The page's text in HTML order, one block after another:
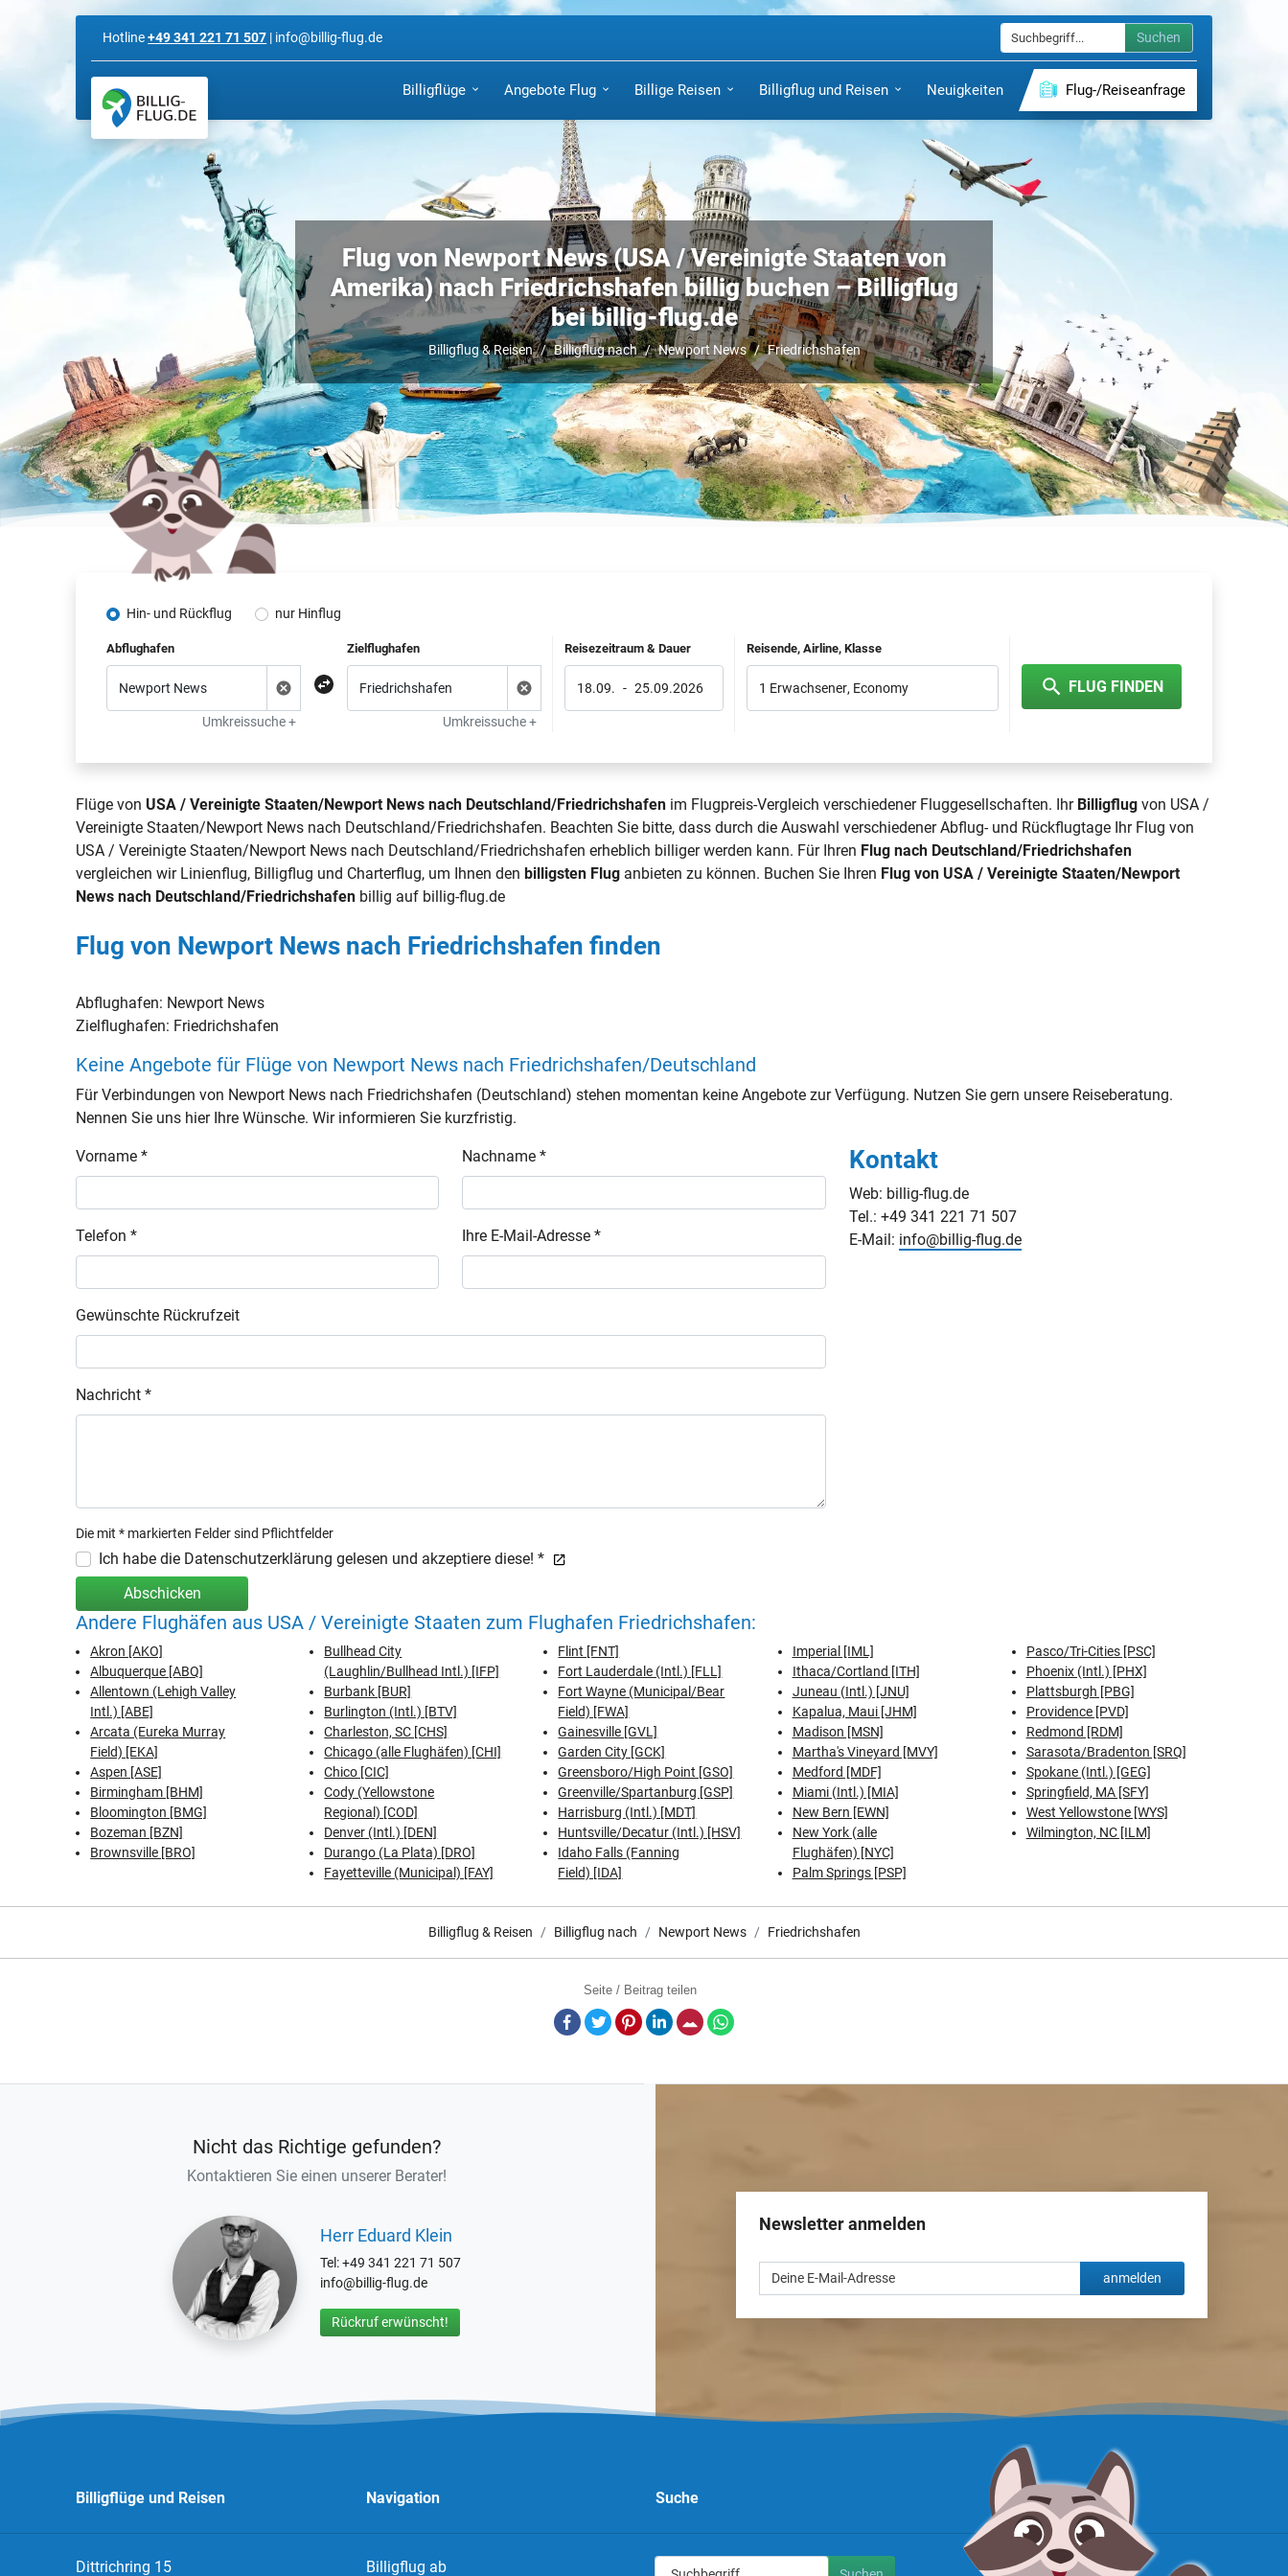
Hotline+49 341 221 71 507 | info@billig-flug.de Suchen
Billigflüge Angebote Flug Billige Reisen Billigflug und Reisen Neuigkeiten Flug-/Reiseanfrage
Flug von Newport News (USA / Vereinigte Staaten von
Amerika) nach Friedrichshafen billig buchen – Billigflug
bei billig-flug.de
Billigflug & Reisen Billigflug nach Newport News Friedrichshafen
Hin- und Rückflug nur Hinflug
Abflughafen
Umkreissuche +
Zielflughafen
Umkreissuche +
Reisezeitraum & Dauer
18.09. - 25.09.2026
Reisende, Airline, Klasse
1 Erwachsener, Economy FLUG FINDEN
Flüge von USA / Vereinigte Staaten/Newport News nach Deutschland/Friedrichshafen im Flugpreis-Vergleich verschiedener Fluggesellschaften. Ihr Billigflug von USA /
Vereinigte Staaten/Newport News nach Deutschland/Friedrichshafen. Beachten Sie bitte, dass durch die Auswahl verschiedener Abflug- und Rückflugtage Ihr Flug von
USA / Vereinigte Staaten/Newport News nach Deutschland/Friedrichshafen erheblich billiger werden kann. Für Ihren Flug nach Deutschland/Friedrichshafen
vergleichen wir Linienflug, Billigflug und Charterflug, um Ihnen denbilligsten Flug anbieten zu können. Buchen Sie Ihren Flug von USA / Vereinigte Staaten/Newport
News nach Deutschland/Friedrichshafen billig auf billig-flug.de
Flug von Newport News nach Friedrichshafen finden
Abflughafen: Newport News
Zielflughafen: Friedrichshafen
Keine Angebote für Flüge von Newport News nach Friedrichshafen/Deutschland
Für Verbindungen von Newport News nach Friedrichshafen (Deutschland) stehen momentan keine Angebote zur Verfügung. Nutzen Sie gern unsere Reiseberatung.
Nennen Sie uns hier Ihre Wünsche. Wir informieren Sie kurzfristig.
Vorname * Nachname *
Telefon * Ihre E-Mail-Adresse *
Gewünschte Rückrufzeit
Nachricht *
Die mit * markierten Felder sind Pflichtfelder
Ich habe die Datenschutzerklärung gelesen und akzeptiere diese! *
Abschicken
Kontakt
Web: billig-flug.de
Tel.: +49 341 221 71 507
E-Mail: info@billig-flug.de
Andere Flughäfen aus USA / Vereinigte Staaten zum Flughafen Friedrichshafen:
Akron [AKO]
Albuquerque [ABQ]
Allentown (Lehigh Valley
Intl.) [ABE]
Arcata (Eureka Murray
Field) [EKA]
Aspen [ASE]
Birmingham [BHM]
Bloomington [BMG]
Bozeman [BZN]
Brownsville [BRO]
Bullhead City
(Laughlin/Bullhead Intl.) [IFP]
Burbank [BUR]
Burlington (Intl.) [BTV]
Charleston, SC [CHS]
Chicago (alle Flughäfen) [CHI]
Chico [CIC]
Cody (Yellowstone
Regional) [COD]
Denver (Intl.) [DEN]
Durango (La Plata) [DRO]
Fayetteville (Municipal) [FAY]
Flint [FNT]
Fort Lauderdale (Intl.) [FLL]
Fort Wayne (Municipal/Bear
Field) [FWA]
Gainesville [GVL]
Garden City [GCK]
Greensboro/High Point [GSO]
Greenville/Spartanburg [GSP]
Harrisburg (Intl.) [MDT]
Huntsville/Decatur (Intl.) [HSV]
Idaho Falls (Fanning
Field) [IDA]
Imperial [IML]
Ithaca/Cortland [ITH]
Juneau (Intl.) [JNU]
Kapalua, Maui [JHM]
Madison [MSN]
Martha's Vineyard [MVY]
Medford [MDF]
Miami (Intl.) [MIA]
New Bern [EWN]
New York (alle
Flughäfen) [NYC]
Palm Springs [PSP]
Pasco/Tri-Cities [PSC]
Phoenix (Intl.) [PHX]
Plattsburgh [PBG]
Providence [PVD]
Redmond [RDM]
Sarasota/Bradenton [SRQ]
Spokane (Intl.) [GEG]
Springfield, MA [SFY]
West Yellowstone [WYS]
Wilmington, NC [ILM]
Billigflug & Reisen Billigflug nach Newport News Friedrichshafen
Seite / Beitrag teilen
Facebook
TwitterPinterestLinkedInE-Mail
Nicht das Richtige gefunden?
Kontaktieren Sie einen unserer Berater!
Herr Eduard Klein
Tel: +49 341 221 71 507
info@billig-flug.de
Rückruf erwünscht!
Newsletter anmelden
anmelden
Billigflüge und Reisen
Dittrichring 15
Navigation
Billigflug ab
Suche